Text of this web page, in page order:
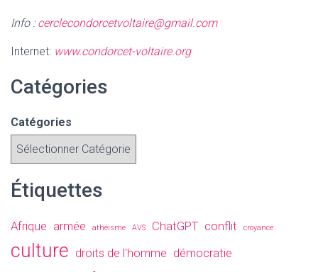
Info : cerclecondorcetvoltaire@gmail.com
Internet: www.condorcet-voltaire.org
Catégories
Catégories
Étiquettes
Afrique armée athéisme AVS ChatGPT conflit croyance
culture droits de l'homme démocratie